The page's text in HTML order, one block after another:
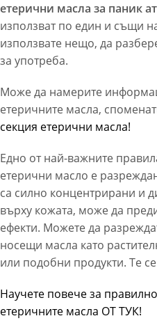
етерични масла за паник
използват по един и същи
използвате нещо, да
за употреба.
Може да намерите
етеричните масла,
секция етерични масла!
Едно от най-важните
етерични масло е
са силно концентрирани и
върху кожата, може да
ефекти. Можете да
носещи масла като
или подобни продукти. Те
Научете повече за
етеричните масла ОТ ТУК!